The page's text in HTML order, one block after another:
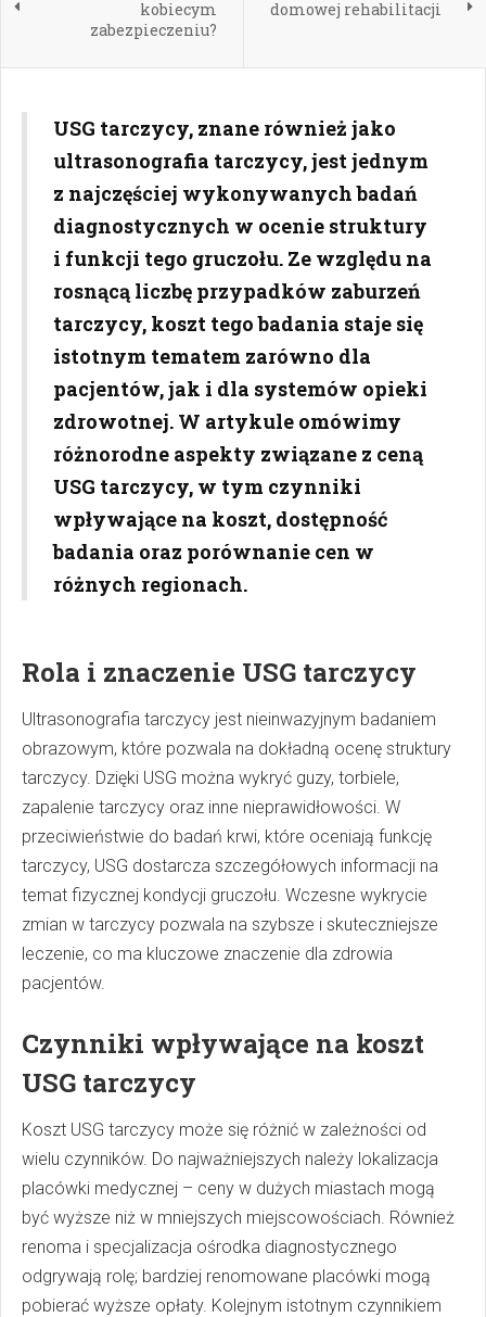
kobiecym
zabezpieczeniu?
domowej rehabilitacji
USG tarczycy, znane również jako
ultrasonografia tarczycy, jest jednym
z najczęściej wykonywanych badań
diagnostycznych w ocenie struktury
i funkcji tego gruczołu. Ze względu na
rosnącą liczbę przypadków zaburzeń
tarczycy, koszt tego badania staje się
istotnym tematem zarówno dla
pacjentów, jak i dla systemów opieki
zdrowotnej. W artykule omówimy
różnorodne aspekty związane z ceną
USG tarczycy, w tym czynniki
wpływające na koszt, dostępność
badania oraz porównanie cen w
różnych regionach.
Rola i znaczenie USG tarczycy
Ultrasonografia tarczycy jest nieinwazyjnym badaniem
obrazowym, które pozwala na dokładną ocenę struktury
tarczycy. Dzięki USG można wykryć guzy, torbiele,
zapalenie tarczycy oraz inne nieprawidłowości. W
przeciwieństwie do badań krwi, które oceniają funkcję
tarczycy, USG dostarcza szczegółowych informacji na
temat fizycznej kondycji gruczołu. Wczesne wykrycie
zmian w tarczycy pozwala na szybsze i skuteczniejsze
leczenie, co ma kluczowe znaczenie dla zdrowia
pacjentów.
Czynniki wpływające na koszt
USG tarczycy
Koszt USG tarczycy może się różnić w zależności od
wielu czynników. Do najważniejszych należy lokalizacja
placówki medycznej – ceny w dużych miastach mogą
być wyższe niż w mniejszych miejscowościach. Również
renoma i specjalizacja ośrodka diagnostycznego
odgrywają rolę; bardziej renomowane placówki mogą
pobierać wyższe opłaty. Kolejnym istotnym czynnikiem